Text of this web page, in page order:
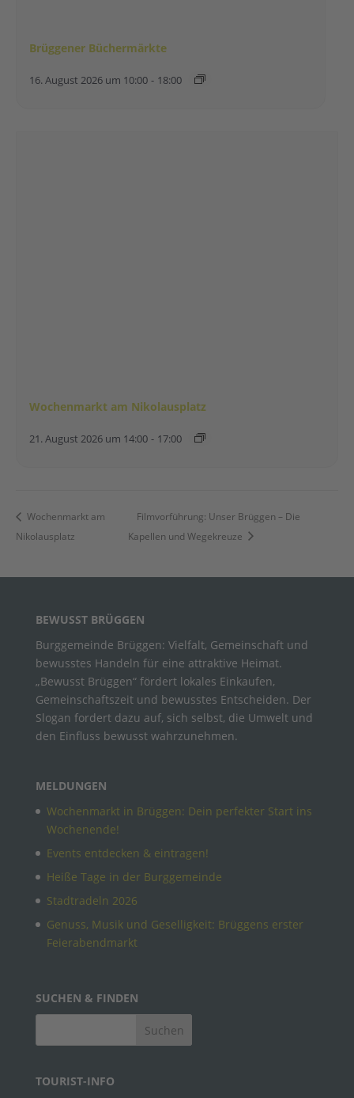
Brüggener Büchermärkte
16. August 2026 um 10:00 - 18:00
Wochenmarkt am Nikolausplatz
21. August 2026 um 14:00 - 17:00
Wochenmarkt am
Nikolausplatz
Filmvorführung: Unser Brüggen – Die
Kapellen und Wegekreuze
BEWUSST BRÜGGEN
Burggemeinde Brüggen: Vielfalt, Gemeinschaft und
bewusstes Handeln für eine attraktive Heimat.
„Bewusst Brüggen“ fördert lokales Einkaufen,
Gemeinschaftszeit und bewusstes Entscheiden. Der
Slogan fordert dazu auf, sich selbst, die Umwelt und
den Einfluss bewusst wahrzunehmen.
MELDUNGEN
Wochenmarkt in Brüggen: Dein perfekter Start ins
Wochenende!
Events entdecken & eintragen!
Heiße Tage in der Burggemeinde
Stadtradeln 2026
Genuss, Musik und Geselligkeit: Brüggens erster
Feierabendmarkt
SUCHEN & FINDEN
TOURIST-INFO